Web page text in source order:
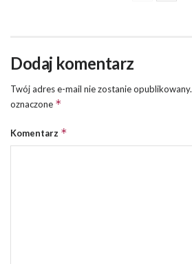
Dodaj komentarz
Twój adres e-mail nie zostanie opublikowany.
oznaczone *
Komentarz *